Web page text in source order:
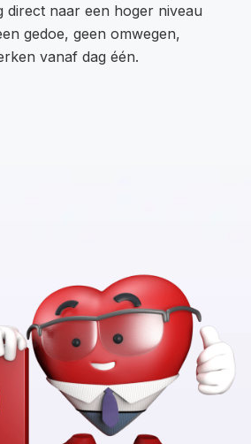
direct naar een hoger niveau
gedoe, geen omwegen,
vanaf dag één.